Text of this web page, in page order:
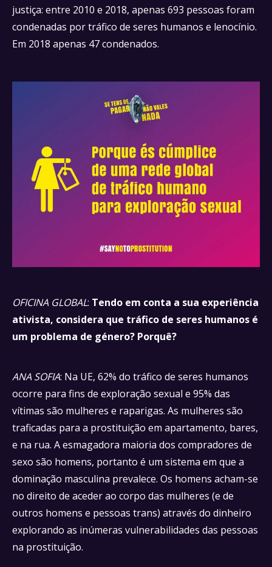
justiça: entre 2010 e 2018, apenas 693 pessoas foram
condenadas por tráfico de seres humanos e lenocínio.
Em 2018 apenas 47 condenados.
OFICINA GLOBAL: Tendo em conta a sua experiência
ativista, considera que tráfico de seres humanos é
um problema de género? Porquê?
ANA SOFIA: Na UE, 62% do tráfico de seres humanos
ocorre para fins de exploração sexual e 95% das
vítimas são mulheres e raparigas. As mulheres são
traficadas para a prostituição em apartamento, bares,
e na rua. A esmagadora maioria dos compradores de
sexo são homens, portanto é um sistema em que a
dominação masculina prevalece. Os homens acham-se
no direito de aceder ao corpo das mulheres (e de
outros homens e pessoas trans) através do dinheiro
explorando as inúmeras vulnerabilidades das pessoas
na prostituição.